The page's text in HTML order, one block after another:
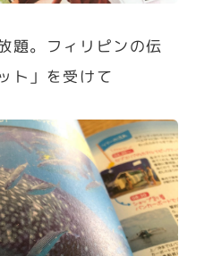
題。フィリピンの伝
ト」を受けて